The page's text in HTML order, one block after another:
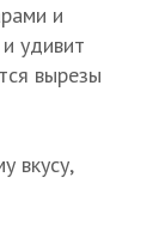
и
удивит
вырезы
вкусу,